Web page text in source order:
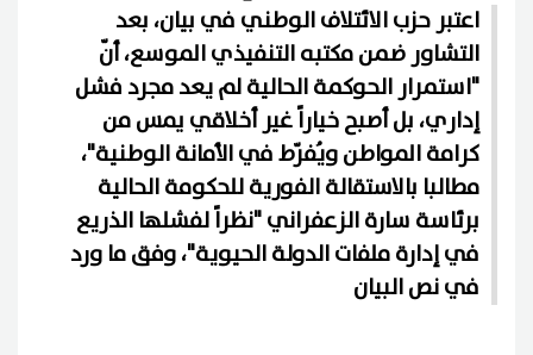
اعتبر حزب الائتلاف الوطني في بيان، بعد
التشاور ضمن مكتبه التنفيذي الموسع، أنّ
"استمرار الحوكمة الحالية لم يعد مجرد فشل
إداري، بل أصبح خياراً غير أخلاقي يمس من
كرامة المواطن ويُفرّط في الأمانة الوطنية"،
مطالبا بالاستقالة الفورية للحكومة الحالية
برئاسة سارة الزعفراني "نظراً لفشلها الذريع
في إدارة ملفات الدولة الحيوية"، وفق ما ورد
في نص البيان